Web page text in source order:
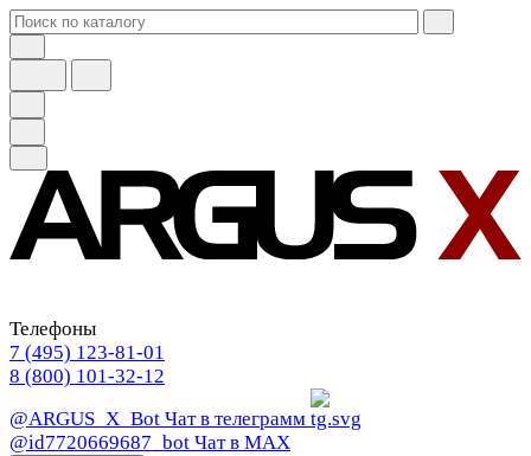
Телефоны
7 (495) 123-81-01
8 (800) 101-32-12
@ARGUS_X_Bot Чат в телеграмм
@id7720669687_bot Чат в МАХ